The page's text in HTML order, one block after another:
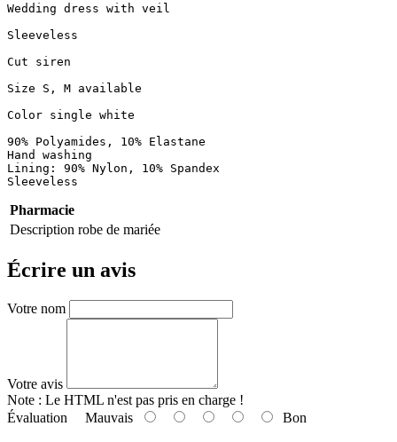
Wedding dress with veil
Sleeveless
Cut siren
Size S, M available
Color single white
90% Polyamides, 10% Elastane
Hand washing
Lining: 90% Nylon, 10% Spandex
Sleeveless
Pharmacie
Description robe de mariée
Écrire un avis
Votre nom
Votre avis
Note : Le HTML n'est pas pris en charge !
Évaluation Mauvais Bon